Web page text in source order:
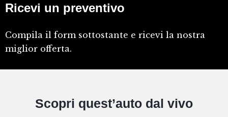
Ricevi un preventivo
Compila il form sottostante e ricevi la nostra
miglior offerta.
Scopri quest’auto dal vivo